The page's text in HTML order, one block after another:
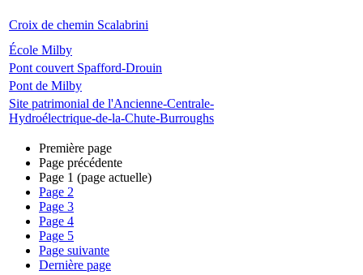
Croix de chemin Scalabrini
École Milby
Pont couvert Spafford-Drouin
Pont de Milby
Site patrimonial de l'Ancienne-Centrale-
Hydroélectrique-de-la-Chute-Burroughs
Première page
Page précédente
Page 1 (page actuelle)
Page 2
Page 3
Page 4
Page 5
Page suivante
Dernière page